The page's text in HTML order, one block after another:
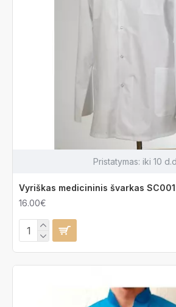
Pristatymas: iki 10
Vyriškas medicininis švarkas
16.00€